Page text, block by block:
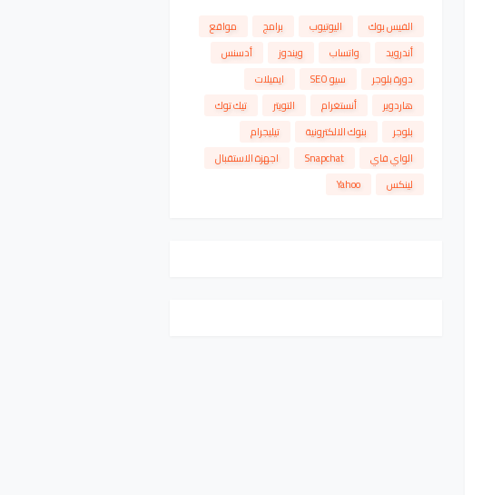
الفيس بوك اليوتيوب برامج
مواقع
أندرويد
واتساب ويندوز
أدسنس
دورة بلوجر
سيو SEO
ايميلات
هاردوير
أنستغرام التويتر
تيك توك
بلوجر
بنوك الالكترونية
تيليجرام
الواي فاي
Snapchat
اجهزة الاستقبال
لينكس
Yahoo